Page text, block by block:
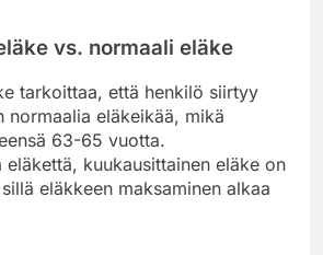
vs. normaali eläke
tarkoittaa, että henkilö siirtyy
normaalia eläkeikää, mikä
63-65 vuotta.
eläkettä, kuukausittainen eläke on
eläkkeen maksaminen alkaa